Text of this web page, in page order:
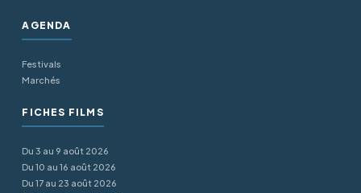
AGENDA
Festivals
Marchés
FICHES FILMS
Du 3 au 9 août 2026
Du 10 au 16 août 2026
Du 17 au 23 août 2026